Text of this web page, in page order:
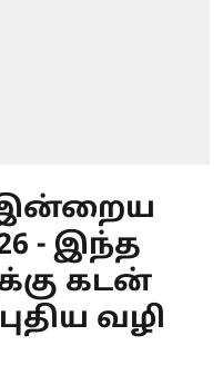
இன்றைய
- இந்த
கடன்
வழி